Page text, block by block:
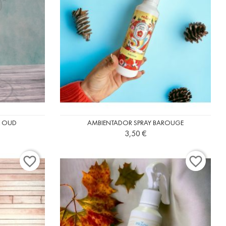
OUD
AMBIENTADOR SPRAY BAROUGE
Precio
3,50 €
favorite_border favorite_border